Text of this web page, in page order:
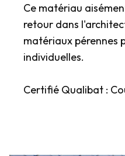
Ce matériau
retour dans
matériaux pérennes
individuelles.
Certifié Qualibat :